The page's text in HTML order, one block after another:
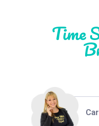
Time